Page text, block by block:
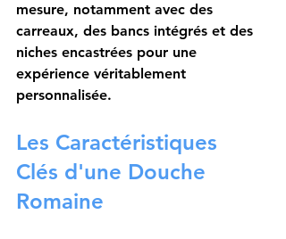
mesure, notamment avec des
carreaux, des bancs intégrés et des
niches encastrées pour une
expérience véritablement
personnalisée.
Les Caractéristiques
Clés d'une Douche
Romaine